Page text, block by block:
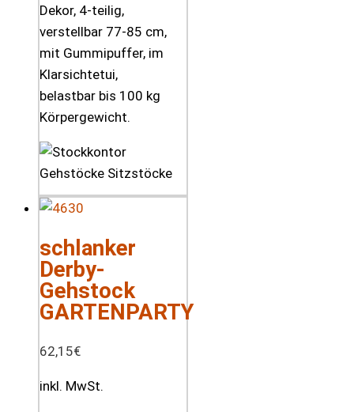
Dekor, 4-teilig,
verstellbar 77-85 cm,
mit Gummipuffer, im
Klarsichtetui,
belastbar bis 100 kg
Körpergewicht.
schlanker
Derby-
Gehstock
GARTENPARTY
62,15€
inkl. MwSt.